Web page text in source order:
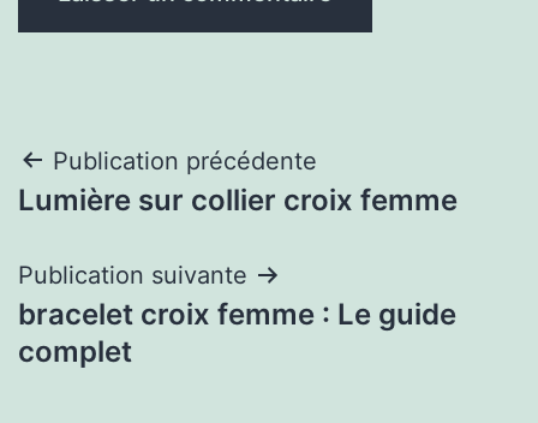
Navigation
de
l’article
Publication précédente
Lumière sur collier croix femme
Publication suivante
bracelet croix femme : Le guide
complet